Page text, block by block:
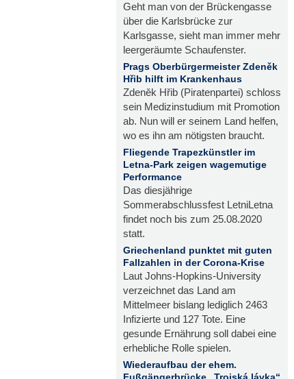
Geht man von der Brückengasse
über die Karlsbrücke zur
Karlsgasse, sieht man immer mehr
leergeräumte Schaufenster.
Prags Oberbürgermeister Zdeněk
Hřib hilft im Krankenhaus
Zdeněk Hřib (Piratenpartei) schloss
sein Medizinstudium mit Promotion
ab. Nun will er seinem Land helfen,
wo es ihn am nötigsten braucht.
Fliegende Trapezkünstler im
Letna-Park zeigen wagemutige
Performance
Das diesjährige
Sommerabschlussfest LetniLetna
findet noch bis zum 25.08.2020
statt.
Griechenland punktet mit guten
Fallzahlen in der Corona-Krise
Laut Johns-Hopkins-University
verzeichnet das Land am
Mittelmeer bislang lediglich 2463
Infizierte und 127 Tote. Eine
gesunde Ernährung soll dabei eine
erhebliche Rolle spielen.
Wiederaufbau der ehem.